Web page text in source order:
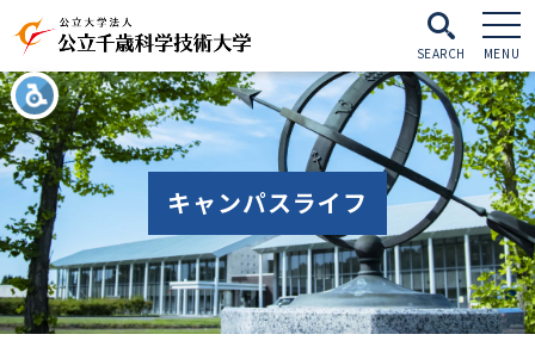
SEARCH MENU
キャンパスライフ